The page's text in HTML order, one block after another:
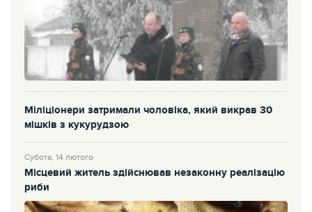
Міліціонери затримали чоловіка, який викрав 30
мішків з кукурудзою
Субота, 14 лютого
Місцевий житель здійснював незаконну реалізацію
риби